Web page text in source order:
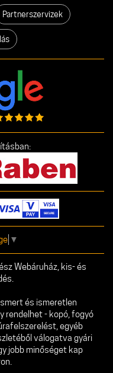
Partnerszervizek
▼
Webáruház, kis- és
és ismeretlen
rendelhet - kopó, fogyó
egyéb
válogatva gyári
jobb minőséget kap